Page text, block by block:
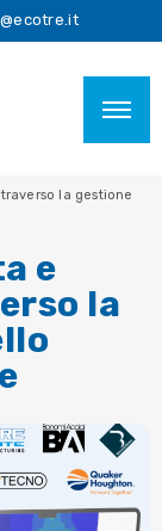
la gestione
e
la